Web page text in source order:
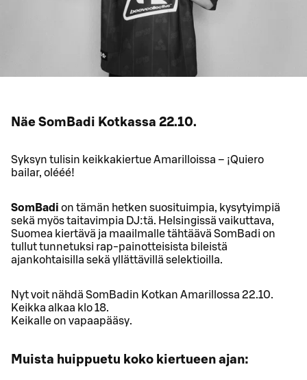
Näe SomBadi Kotkassa 22.10.
Syksyn tulisin keikkakiertue Amarilloissa – ¡Quiero
bailar, olééé!
SomBadi on tämän hetken suosituimpia, kysytyimpiä
sekä myös taitavimpia DJ:tä. Helsingissä vaikuttava,
Suomea kiertävä ja maailmalle tähtäävä SomBadi on
tullut tunnetuksi rap-painotteisista bileistä
ajankohtaisilla sekä yllättävillä selektioilla.
Nyt voit nähdä SomBadin Kotkan Amarillossa 22.10.
Keikka alkaa klo 18.
Keikalle on vapaapääsy.
Muista huippuetu koko kiertueen ajan: